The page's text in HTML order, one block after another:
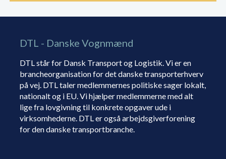
DTL - Danske Vognmænd
DTL står for Dansk Transport og Logistik. Vi er en
brancheorganisation for det danske transporterhverv
på vej. DTL taler medlemmernes politiske sager lokalt,
nationalt og i EU. Vi hjælper medlemmerne med alt
lige fra lovgivning til konkrete opgaver ude i
virksomhederne. DTL er også arbejdsgiverforening
for den danske transportbranche.